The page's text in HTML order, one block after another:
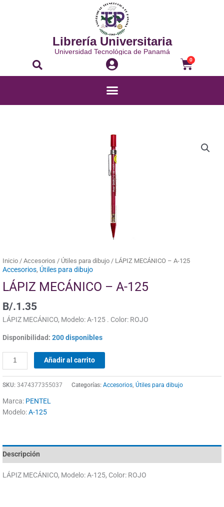
Librería Universitaria
Universidad Tecnológica de Panamá
Buscar 0
Carrito
Menú
Inicio / Accesorios / Útiles para dibujo / LÁPIZ MECÁNICO – A-125
Accesorios, Útiles para dibujo
LÁPIZ MECÁNICO – A-125
B/.1.35
LÁPIZ MECÁNICO, Modelo: A-125 . Color: ROJO
Disponibilidad: 200 disponibles
Añadir al carrito
SKU: 3474377355037 Categorías: Accesorios, Útiles para dibujo
Marca: PENTEL
Modelo:A-125
Descripción
LÁPIZ MECÁNICO, Modelo: A-125, Color: ROJO